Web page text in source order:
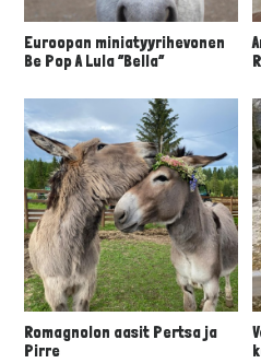
Euroopan miniatyyrihevonen
Be Pop A Lula “Bella”
Romagnolon aasit Pertsa ja
Pirre